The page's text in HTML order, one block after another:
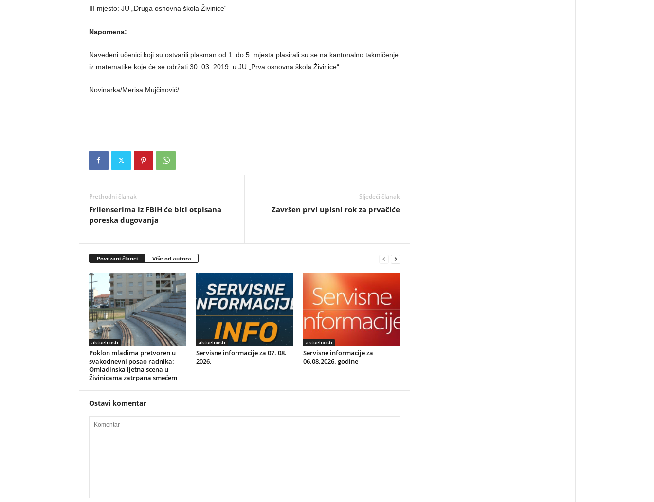
III mjesto: JU „Druga osnovna škola Živinice“
Napomena:
Navedeni učenici koji su ostvarili plasman od 1. do 5. mjesta plasirali su se na kantonalno takmičenje
iz matematike koje će se održati 30. 03. 2019. u JU „Prva osnovna škola Živinice“.
Novinarka/Merisa Mujčinović/
Prethodni članak
Frilenserima iz FBiH će biti otpisana
poreska dugovanja
Sljedeći članak
Završen prvi upisni rok za prvačiće
Povezani članci Više od autora
aktuelnosti
Poklon mladima pretvoren u
svakodnevni posao radnika:
Omladinska ljetna scena u
Živinicama zatrpana smećem
aktuelnosti
Servisne informacije za 07. 08.
2026.
aktuelnosti
Servisne informacije za
06.08.2026. godine
Ostavi komentar